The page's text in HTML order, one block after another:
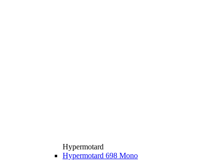
Hypermotard
Hypermotard 698 Mono